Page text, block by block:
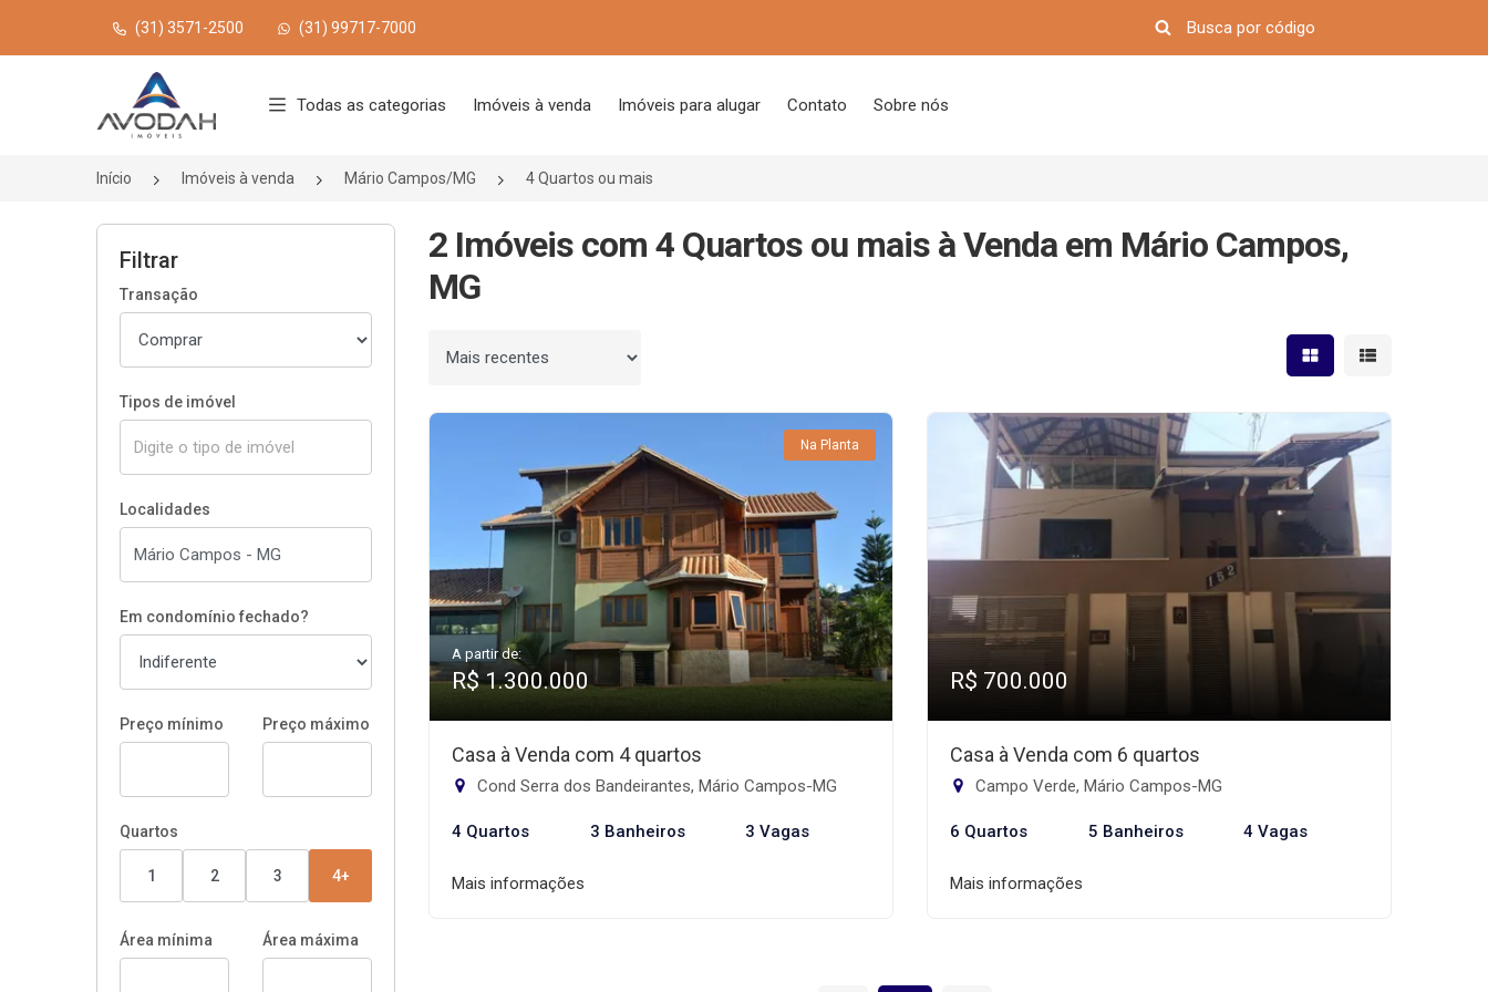
(31) 3571-2500 (31) 99717-7000
Página inicial
Todas as categorias Imóveis à venda Imóveis para alugar Contato Sobre nós
Início Imóveis à venda Mário Campos/MG 4 Quartos ou mais
Filtrar
Transação
Tipos de imóvel
Localidades
Em condomínio fechado?
Preço mínimo Preço máximo
Quartos
1 2 3 4+
Área mínima Área máxima
2 Imóveis com 4 Quartos ou mais à Venda em Mário Campos,
MG
Ordenar por Mostrar resultados em
Mostrar
Na Planta
A partir de:
R$ 1.300.000
Casa à Venda com 4 quartos
Cond Serra dos Bandeirantes, Mário Campos-MG
4 Quartos 3 Banheiros 3 Vagas
Mais informações
R$ 700.000
Casa à Venda com 6 quartos
Campo Verde, Mário Campos-MG
6 Quartos 5 Banheiros 4 Vagas
Mais informações